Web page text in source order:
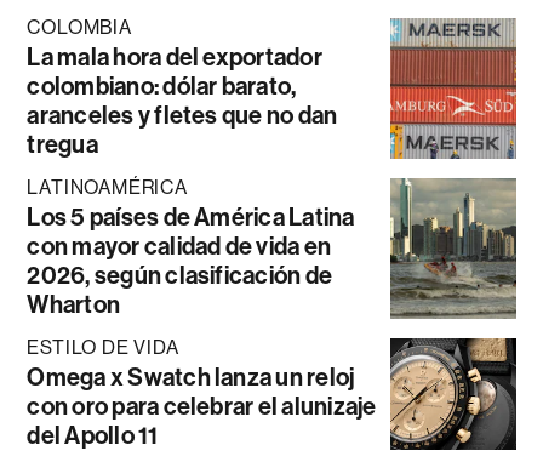
COLOMBIA
La mala hora del exportador
colombiano: dólar barato,
aranceles y fletes que no dan
tregua
LATINOAMÉRICA
Los 5 países de América Latina
con mayor calidad de vida en
2026, según clasificación de
Wharton
ESTILO DE VIDA
Omega x Swatch lanza un reloj
con oro para celebrar el alunizaje
del Apollo 11